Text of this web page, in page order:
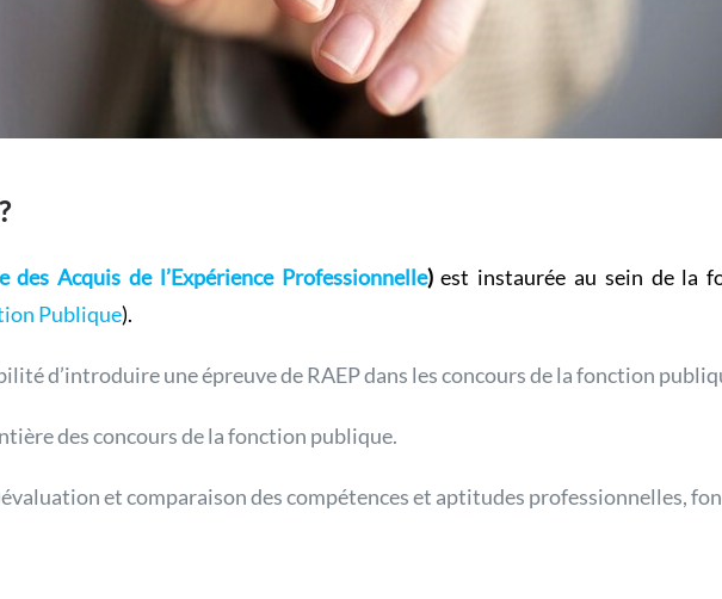
des Acquis de l’Expérience Professionnelle)est instaurée au sein de la
Publique).
d’introduire une épreuve de RAEP dans les concours de la fonction
des concours de la fonction publique.
et comparaison des compétences et aptitudes professionnelles,